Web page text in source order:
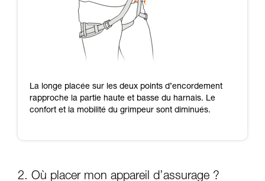
La longe placée sur les deux points d’encordement
rapproche la partie haute et basse du harnais. Le
confort et la mobilité du grimpeur sont diminués.
2. Où placer mon appareil d’assurage ?